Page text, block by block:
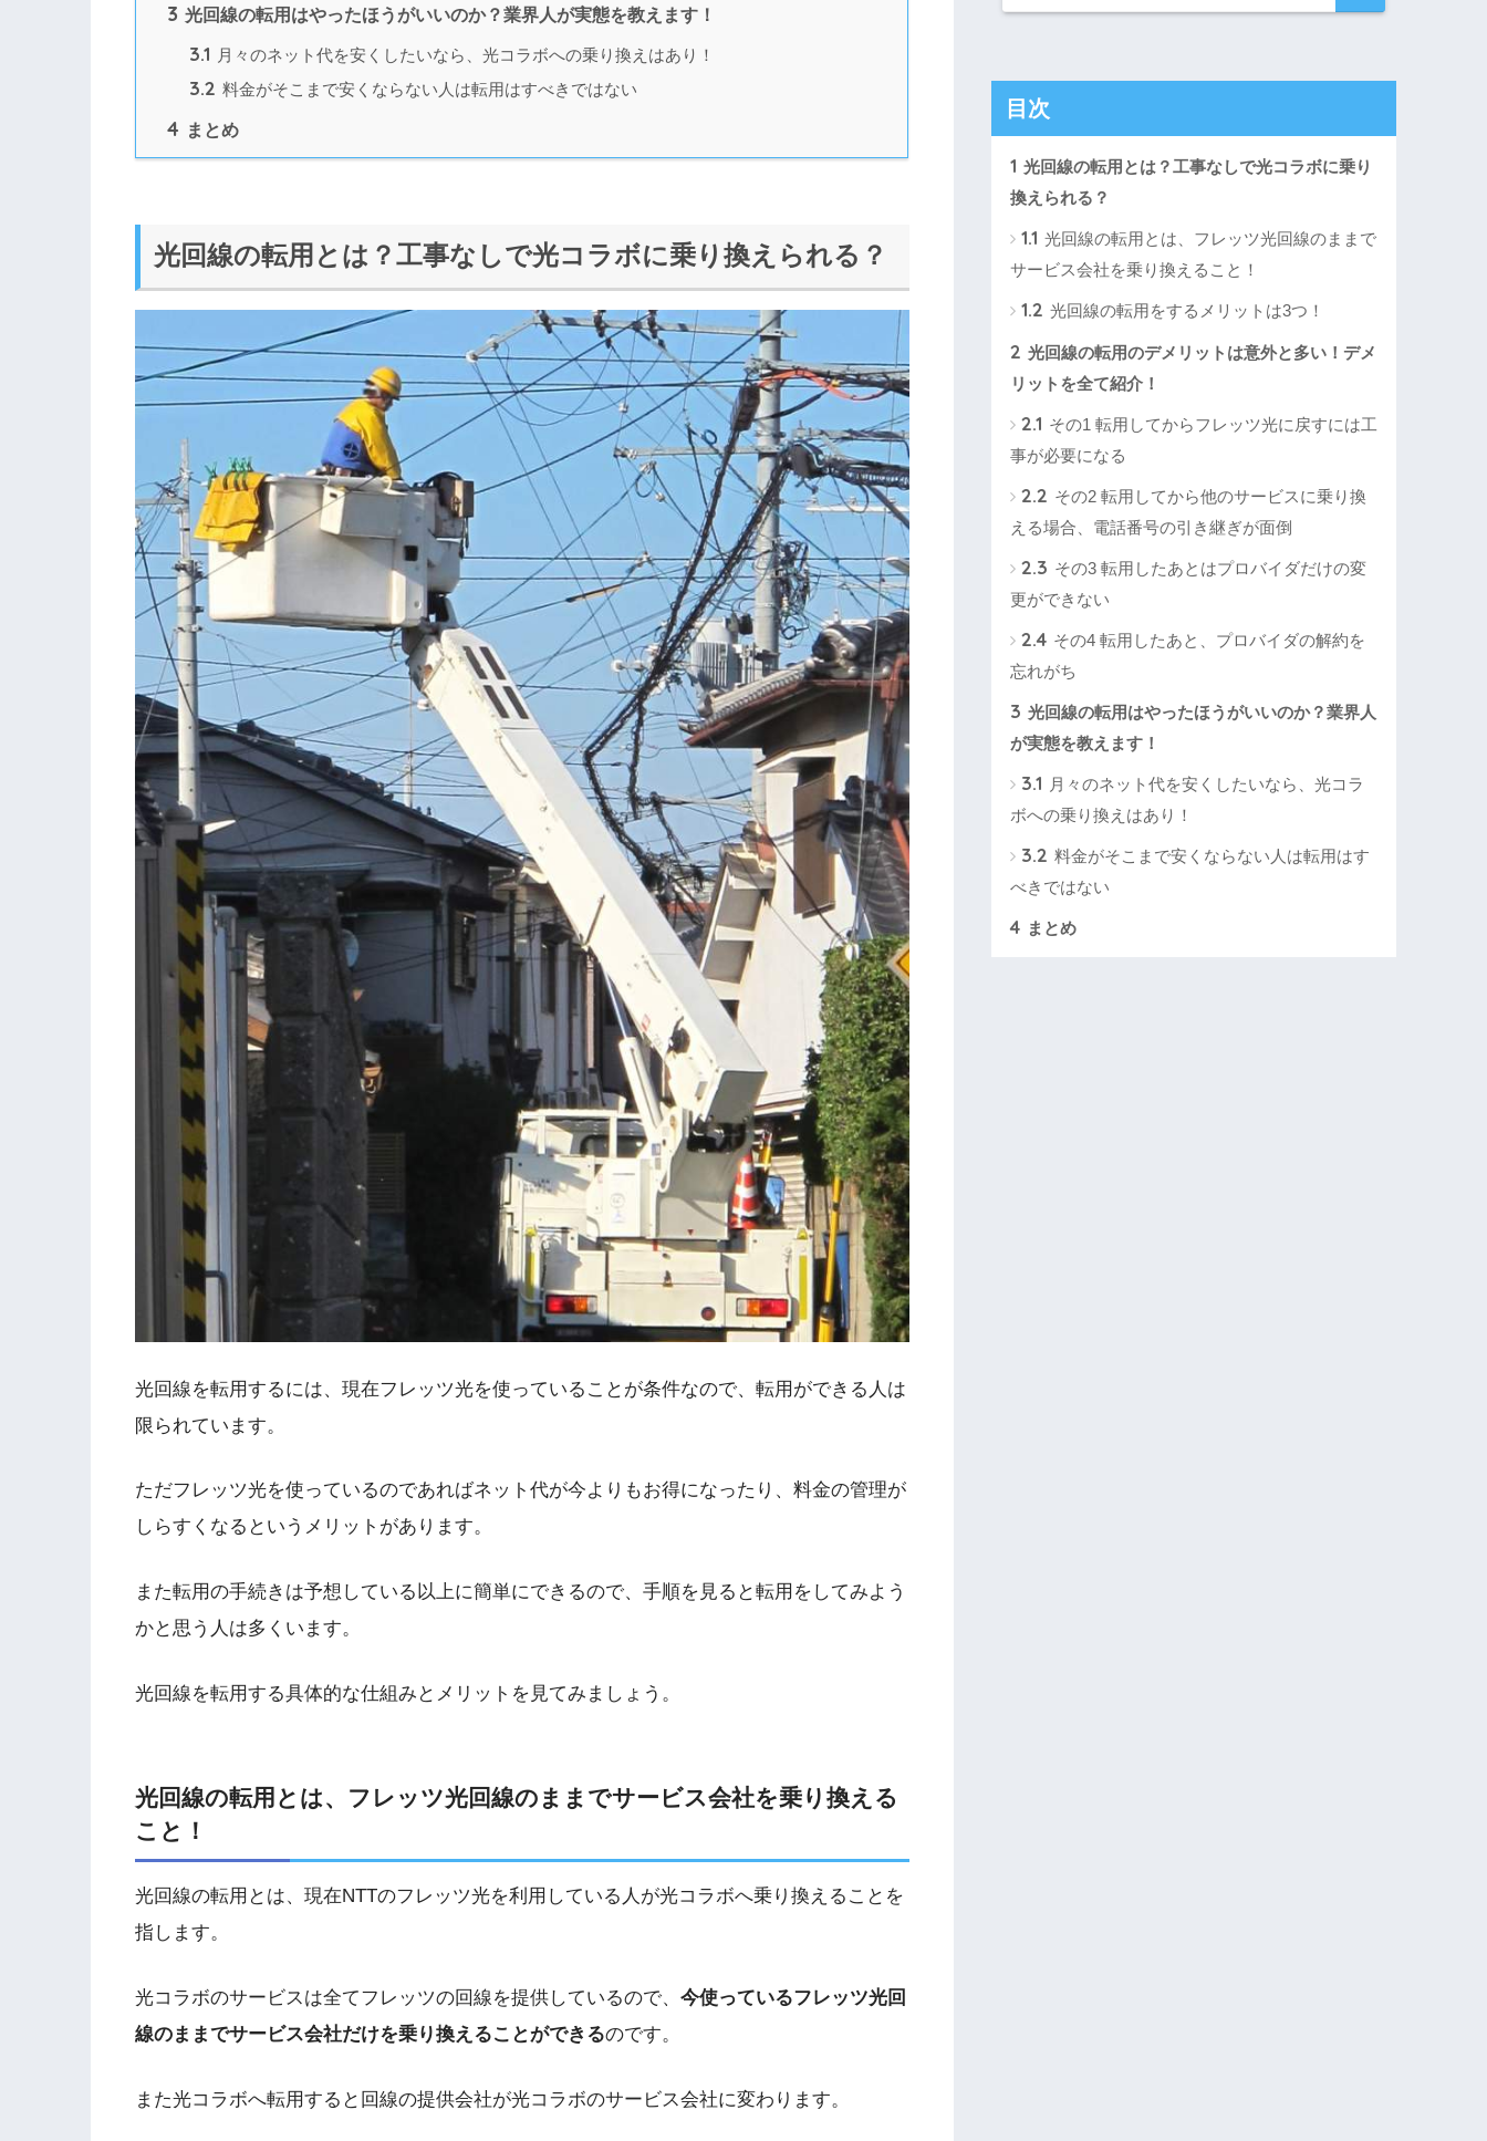
3 光回線の転用はやったほうがいいのか？業界人が実態を教えます！
3.1 月々のネット代を安くしたいなら、光コラボへの乗り換えはあり！
3.2 料金がそこまで安くならない人は転用はすべきではない
4 まとめ
光回線の転用とは？工事なしで光コラボに乗り換えられる？
光回線を転用するには、現在フレッツ光を使っていることが条件なので、転用ができる人は
限られています。
ただフレッツ光を使っているのであればネット代が今よりもお得になったり、料金の管理が
しらすくなるというメリットがあります。
また転用の手続きは予想している以上に簡単にできるので、手順を見ると転用をしてみよう
かと思う人は多くいます。
光回線を転用する具体的な仕組みとメリットを見てみましょう。
光回線の転用とは、フレッツ光回線のままでサービス会社を乗り換える
こと！
光回線の転用とは、現在NTTのフレッツ光を利用している人が光コラボへ乗り換えることを
指します。
光コラボのサービスは全てフレッツの回線を提供しているので、 今使っているフレッツ光回
線のままでサービス会社だけを乗り換えることができるのです。
また光コラボへ転用すると回線の提供会社が光コラボのサービス会社に変わります。
目次
1 光回線の転用とは？工事なしで光コラボに乗り
換えられる？
1.1 光回線の転用とは、フレッツ光回線のままで
サービス会社を乗り換えること！
1.2 光回線の転用をするメリットは3つ！
2 光回線の転用のデメリットは意外と多い！デメ
リットを全て紹介！
2.1 その1 転用してからフレッツ光に戻すには工
事が必要になる
2.2 その2 転用してから他のサービスに乗り換
える場合、電話番号の引き継ぎが面倒
2.3 その3 転用したあとはプロバイダだけの変
更ができない
2.4 その4 転用したあと、プロバイダの解約を
忘れがち
3 光回線の転用はやったほうがいいのか？業界人
が実態を教えます！
3.1 月々のネット代を安くしたいなら、光コラ
ボへの乗り換えはあり！
3.2 料金がそこまで安くならない人は転用はす
べきではない
4 まとめ